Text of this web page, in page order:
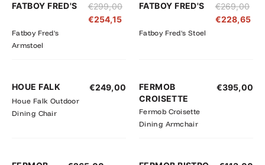
FATBOY FRED'S
Fatboy Fred's
Armstoel
€299,00
€254,15
FATBOY FRED'S
Fatboy Fred's Stoel
€269,00
€228,65
HOUE FALK
Houe Falk Outdoor
Dining Chair
€249,00
FERMOB
CROISETTE
Fermob Croisette
Dining Armchair
€395,00